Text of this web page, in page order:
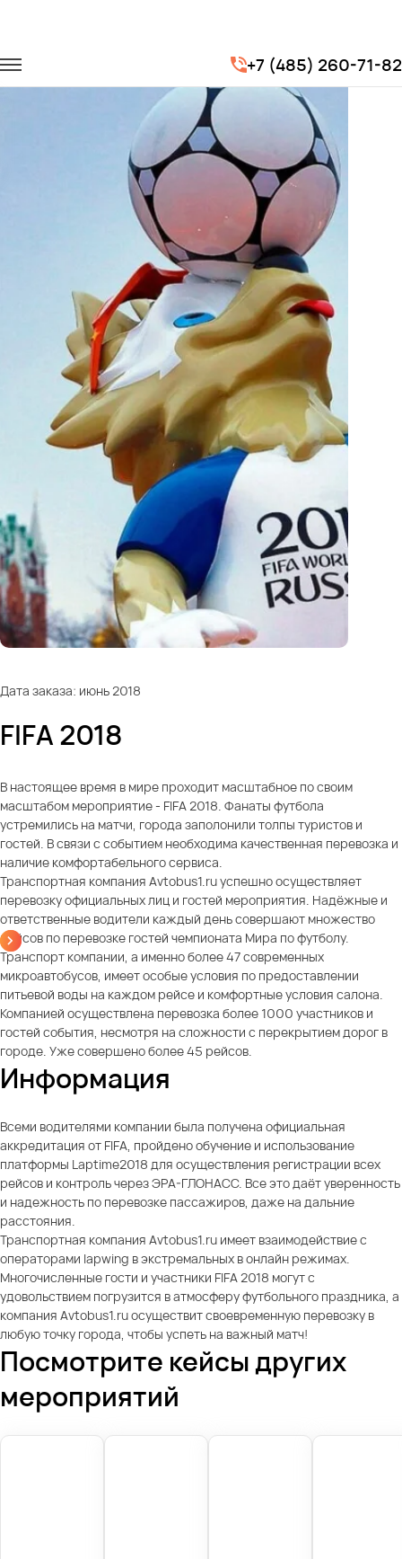
+7 (485) 260-71-82
Транспорт для спорта
Дата заказа: июнь 2018
FIFA 2018
В настоящее время в мире проходит масштабное по своим
масштабом мероприятие - FIFA 2018. Фанаты футбола
устремились на матчи, города заполонили толпы туристов и
гостей. В связи с событием необходима качественная перевозка и
наличие комфортабельного сервиса.
Транспортная компания Avtobus1.ru успешно осуществляет
перевозку официальных лиц и гостей мероприятия. Надёжные и
ответственные водители каждый день совершают множество
рейсов по перевозке гостей чемпионата Мира по футболу.
Транспорт компании, а именно более 47 современных
микроавтобусов, имеет особые условия по предоставлении
питьевой воды на каждом рейсе и комфортные условия салона.
Компанией осуществлена перевозка более 1000 участников и
гостей события, несмотря на сложности с перекрытием дорог в
городе. Уже совершено более 45 рейсов.
Информация
Всеми водителями компании была получена официальная
аккредитация от FIFA, пройдено обучение и использование
платформы Laptime2018 для осуществления регистрации всех
рейсов и контроль через ЭРА-ГЛОНАСС. Все это даёт уверенность
и надежность по перевозке пассажиров, даже на дальние
расстояния.
Транспортная компания Avtobus1.ru имеет взаимодействие с
операторами lapwing в экстремальных в онлайн режимах.
Многочисленные гости и участники FIFA 2018 могут с
удовольствием погрузится в атмосферу футбольного праздника, а
компания Avtobus1.ru осуществит своевременную перевозку в
любую точку города, чтобы успеть на важный матч!
Посмотрите кейсы других
мероприятий